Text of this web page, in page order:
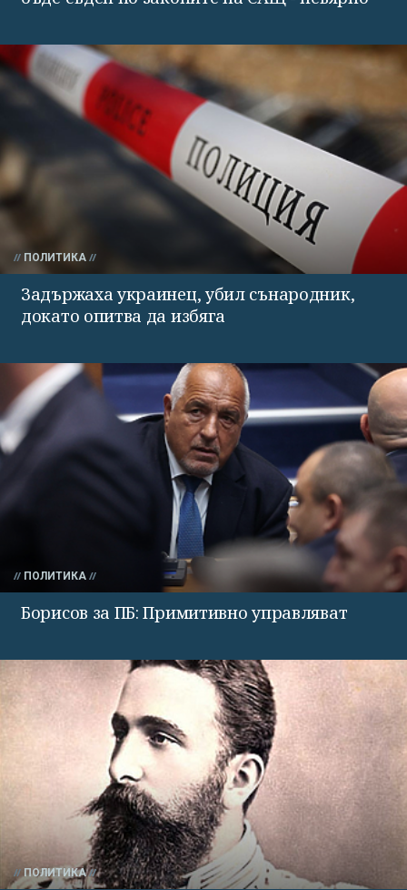
ПОЛИТИКА
Задържаха украинец, убил сънародник,
докато опитва да избяга
ПОЛИТИКА
Борисов за ПБ: Примитивно управляват
ПОЛИТИКА